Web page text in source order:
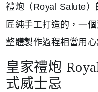
禮炮（Royal Salute）
匠純手工打造的，一
整體製作過程相當用心
皇家禮炮
式威士忌